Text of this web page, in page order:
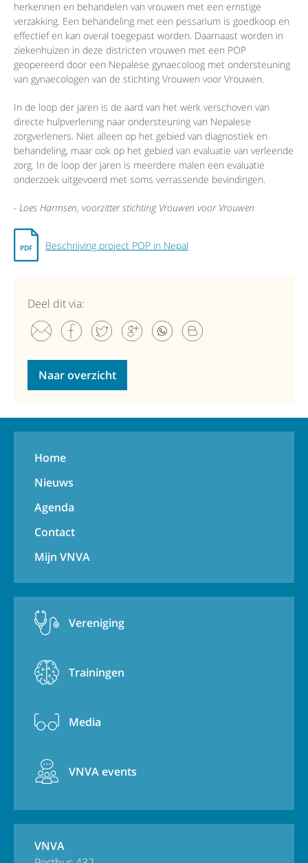
herkennen en behandelen van vrouwen met een ernstige
verzakking. Een behandeling met een pessarium is goedkoop en
effectief en kan overal toegepast worden. Daarnaast worden in
ziekenhuizen in deze districten vrouwen met een POP
geopereerd door een Nepalese gynaecoloog met ondersteuning
van gynaecologen van de stichting Vrouwen voor Vrouwen.
In de loop der jaren is de aard van het werk verschoven van
directe hulpverlening naar ondersteuning van Nepalese
zorgverleners. Niet alleen op het gebied van diagnostiek en
behandeling, maar ook op het gebied van evaluatie van verleende
zorg. In de loop der jaren is meerdere malen een evaluatie
onderzoek uitgevoerd met soms verrassende bevindingen.
- Loes Harmsen, voorzitter stichting Vrouwen voor Vrouwen
Beschrijving project POP in Nepal
Deel dit via:
Naar overzicht
Home
Nieuws
Agenda
Contact
Mijn VNVA
Vereniging
Trainingen
Media
VNVA events
VNVA